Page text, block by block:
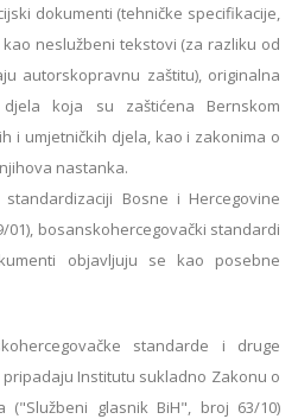
dokumenti (tehničke specifikacije,
neslužbeni tekstovi (za razliku od
autorskopravnu zaštitu), originalna
koja su zaštićena Bernskom
i umjetničkih djela, kao i zakonima o
nastanka.
Bosne i Hercegovine
01), bosanskohercegovački standardi
objavlјuju se kao posebne
standarde i druge
Institutu sukladno Zakonu o
("Službeni glasnik BiH", broj 63/10)